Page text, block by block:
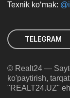
Texnik ko‘mak:
TELEGRAM
© Realt24 —
ko'paytirish,
"REALT24.UZ"